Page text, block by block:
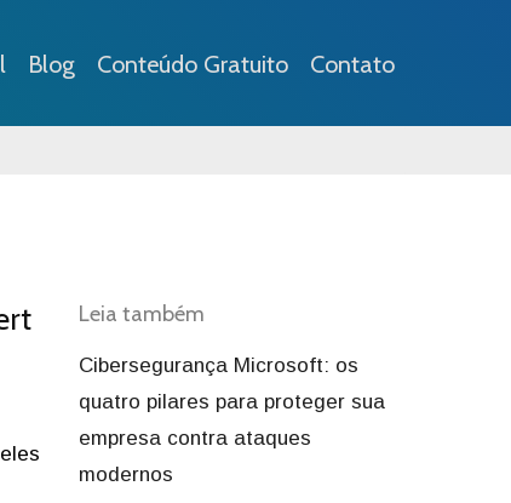
Blog Conteúdo Gratuito Contato
Leia também
Cibersegurança Microsoft: os
quatro pilares para proteger sua
empresa contra ataques
modernos